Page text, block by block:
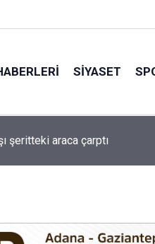
SIYASET
yeşil sahada geleceğe